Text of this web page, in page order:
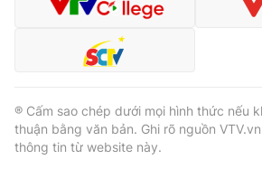
Shorts
VTV Sức khoẻ Bất
® Cấm sao chép dưới mọi hình thức nếu
thuận bằng văn bản. Ghi rõ nguồn
thông tin từ website này.